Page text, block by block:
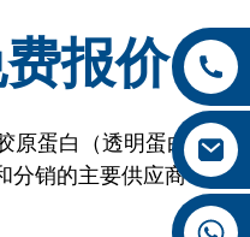
13959222339
0592 5599526
报价！
原蛋白（透明蛋白）功
分销的主要供应商